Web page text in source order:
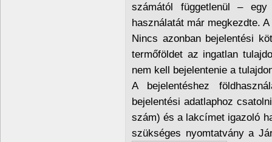
számától függetlenül –
használatát már megkezdte.
Nincs azonban bejelentési
termőföldet az ingatlan
nem kell bejelentenie a
A bejelentéshez
bejelentési adatlaphoz
szám) és a lakcímet igazoló
szükséges nyomtatvány a